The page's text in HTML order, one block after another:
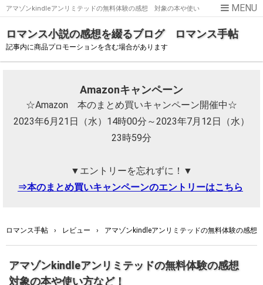
アマゾンkindleアンリミテッドの無料体験の感想 対象の本や使い
ロマンス小説の感想を綴るブログ ロマンス手帖
記事内に商品プロモーションを含む場合があります
Amazonキャンペーン
☆Amazon 本のまとめ買いキャンペーン開催中☆
2023年6月21日（水）14時00分～2023年7月12日（水）
23時59分
▼エントリーを忘れずに！▼
⇒本のまとめ買いキャンペーンのエントリーはこちら
ロマンス手帖 › レビュー › アマゾンkindleアンリミテッドの無料体験の感
アマゾンkindleアンリミテッドの無料体験の感想
対象の本や使い方など！